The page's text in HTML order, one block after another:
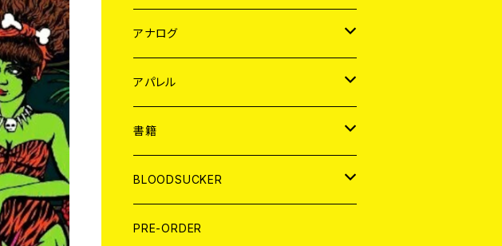
JAPAN
WORLD
アナログ
JAPAN
７EP
LP
WORLD
7EP
LP
アパレル
JAPAN
T-shirt
HOOD
WORLD
T-shirt
書籍
MAGAZINE
BOLLOCKS
写真集 (PHOTOBOOK)
BLOODSUCKER
CD
PRE-ORDER